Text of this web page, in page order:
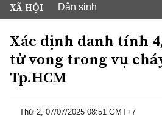
XÃ HỘI Dân sinh
Xác định danh tính
tử vong trong vụ
Tp.HCM
Thứ 2, 07/07/2025 08:51 GMT+7